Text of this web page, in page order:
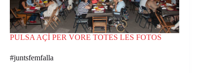
PULSA AÇÍ PER VORE TOTES LES FOTOS
#juntsfemfalla